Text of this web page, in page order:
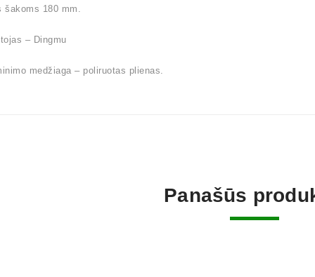
šakoms 180 mm.
– Dingmu
medžiaga – poliruotas plienas.
Panašūs